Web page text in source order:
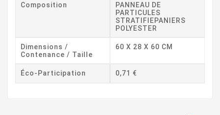
Composition
PANNEAU DE
PARTICULES
STRATIFIEPANIERS
POLYESTER
Dimensions /
Contenance / Taille
60 X 28 X 60 CM
Éco-Participation 0,71 €